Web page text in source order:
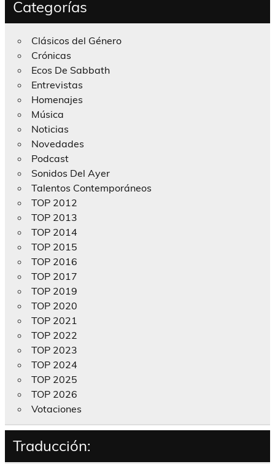
Categorías
Clásicos del Género
Crónicas
Ecos De Sabbath
Entrevistas
Homenajes
Música
Noticias
Novedades
Podcast
Sonidos Del Ayer
Talentos Contemporáneos
TOP 2012
TOP 2013
TOP 2014
TOP 2015
TOP 2016
TOP 2017
TOP 2019
TOP 2020
TOP 2021
TOP 2022
TOP 2023
TOP 2024
TOP 2025
TOP 2026
Votaciones
Traducción: